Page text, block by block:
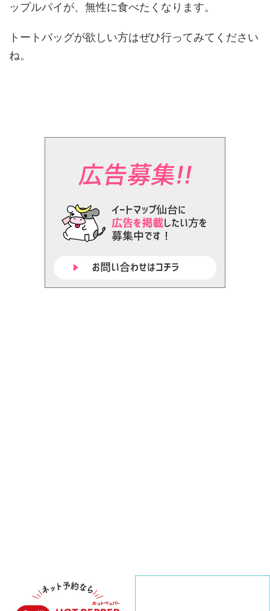
ップルパイが、無性に食べたくなります。
トートバッグが欲しい方はぜひ行ってみてください
ね。